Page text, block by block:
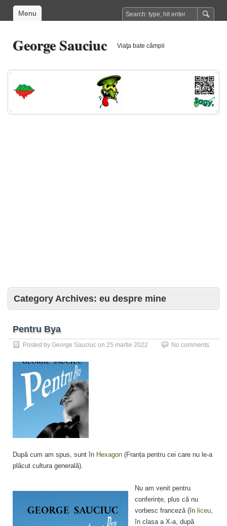
Menu
George Sauciuc Viaţa bate câmpii
Category Archives: eu despre mine
Pentru Bya
Posted by George Sauciuc on 25 martie 2022 No comments
După cum am spus, sunt în Hexagon (Franța pentru cei care nu le-a
plăcut cultura generală).
Nu am venit pentru
conferințe, plus că nu
vorbesc franceză (în liceu
în clasa a X-a, după